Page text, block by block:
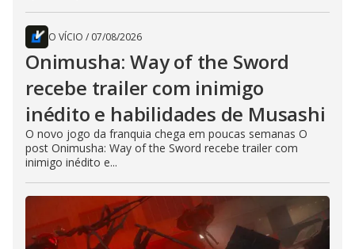
O VÍCIO / 07/08/2026
Onimusha: Way of the Sword
recebe trailer com inimigo
inédito e habilidades de Musashi
O novo jogo da franquia chega em poucas semanas O
post Onimusha: Way of the Sword recebe trailer com
inimigo inédito e...